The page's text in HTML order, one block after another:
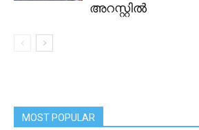
അറസ്റ്റിൽ
MOST POPULAR